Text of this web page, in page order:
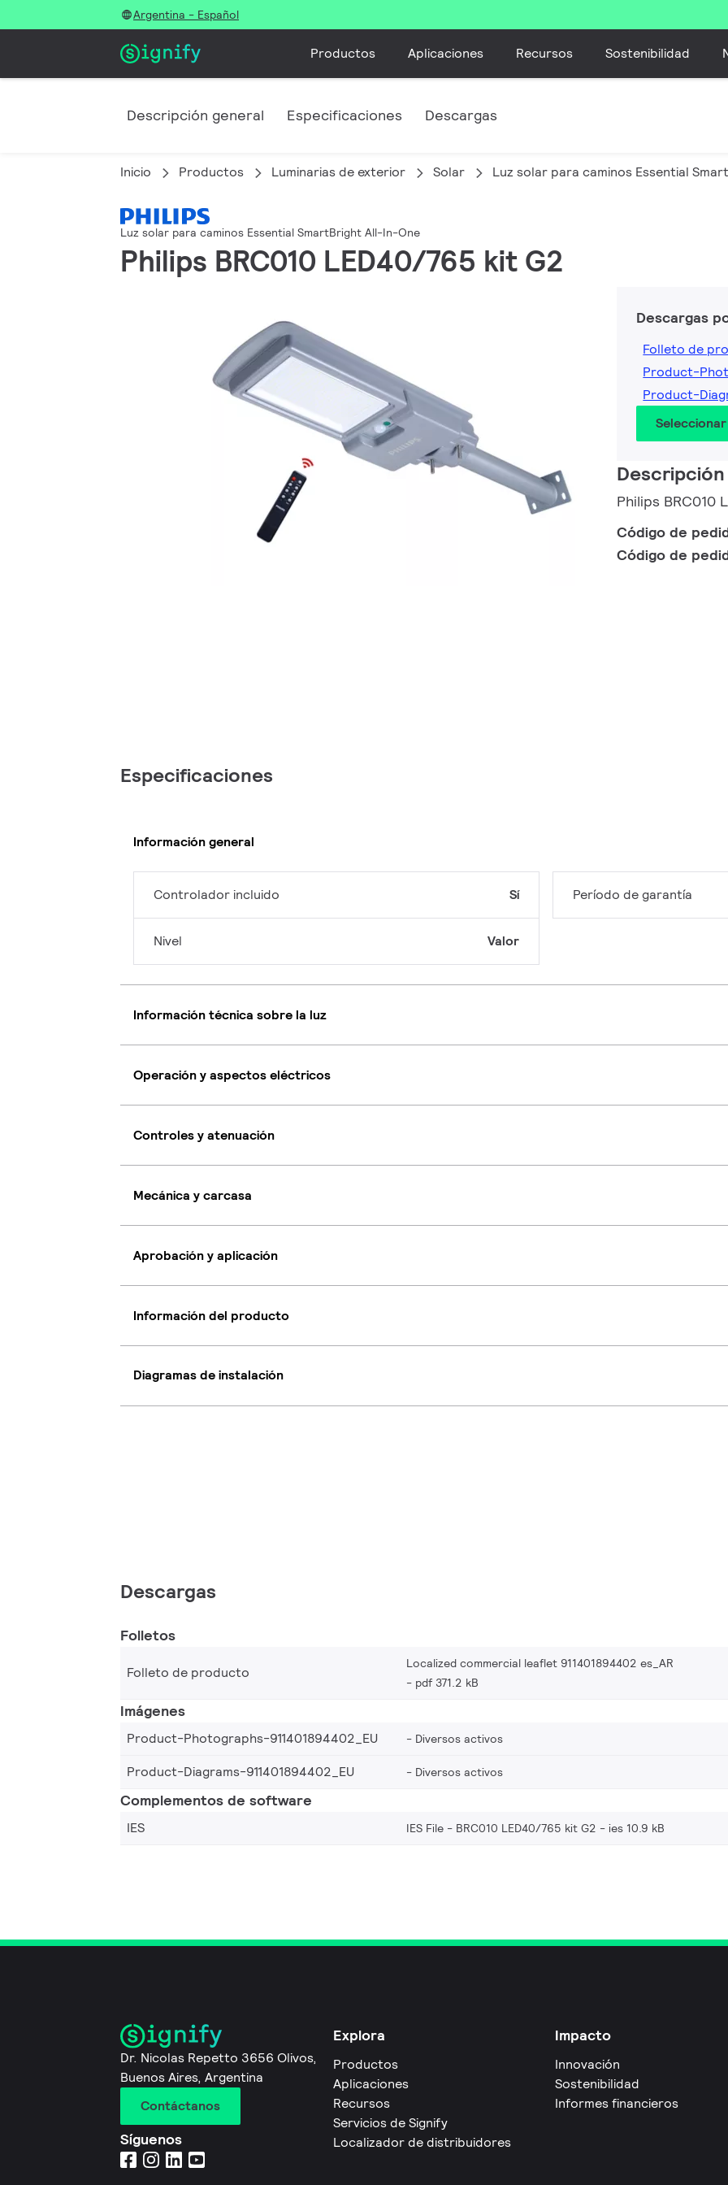
Argentina - Español
Productos Aplicaciones Recursos Sostenibilidad
Descripción general Especificaciones Descargas
Inicio Productos Luminarias de exterior Solar Luz solar para caminos Essential
Luz solar para caminos Essential SmartBright All-In-One
Philips BRC010 LED40/765 kit G2
Descargas
Folleto de
Product-
Product-
Philips BRC010
Código de
Código de
Especificaciones
Información general
Controlador incluido Sí
Nivel Valor
Período de garantía
Información técnica sobre la luz
Operación y aspectos eléctricos
Controles y atenuación
Mecánica y carcasa
Aprobación y aplicación
Información del producto
Diagramas de instalación
Descargas
Folletos
Folleto de producto
Localized commercial leaflet 911401894402 es_AR
pdf 371.2 kB
Imágenes
Product-Photographs-911401894402_EU Diversos activos
Product-Diagrams-911401894402_EU
Diversos activos
Complementos de software
IES IES File - BRC010 LED40/765 kit G2 ies 10.9 kB
Dr. Nicolas Repetto 3656 Olivos,
Buenos Aires, Argentina
Contáctanos
Síguenos
Explora
Productos
Aplicaciones
Recursos
Servicios de Signify
Localizador de distribuidores
Impacto
Innovación
Sostenibilidad
Informes financieros